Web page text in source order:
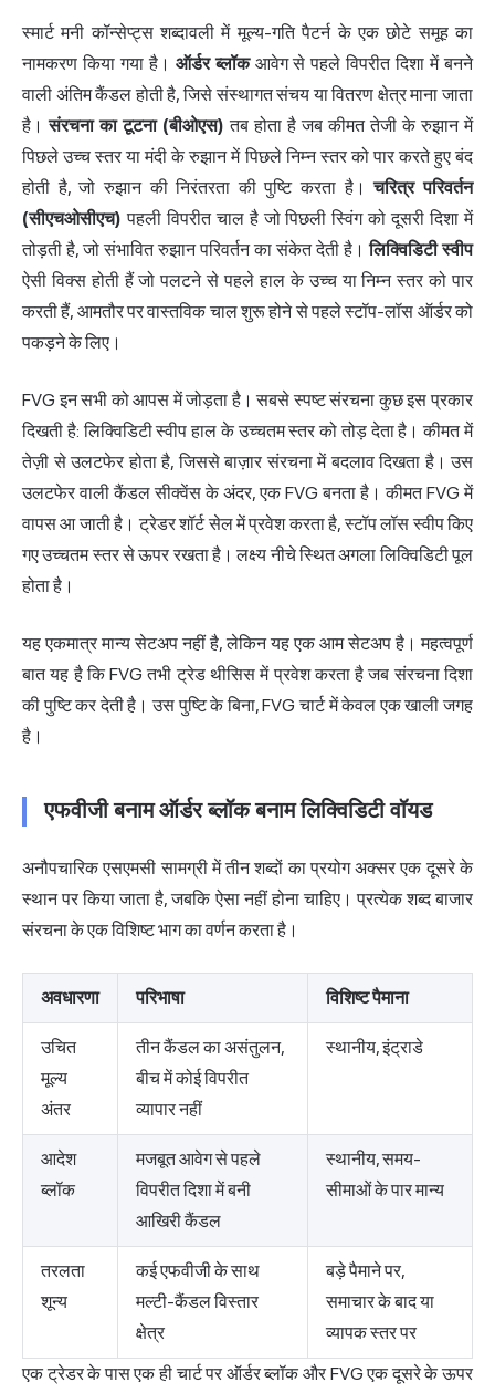
स्मार्ट मनी कॉन्सेप्ट्स शब्दावली में मूल्य-गति पैटर्न के एक छोटे समूह का
नामकरण किया गया है। ऑर्डर ब्लॉकआवेग से पहले विपरीत दिशा में बनने
वाली अंतिम कैंडल होती है, जिसे संस्थागत संचय या वितरण क्षेत्र माना जाता
है।संरचना का टूटना (बीओएस) तब होता है जब कीमत तेजी के रुझान में
पिछले उच्च स्तर या मंदी के रुझान में पिछले निम्न स्तर को पार करते हुए बंद
होती है, जो रुझान की निरंतरता की पुष्टि करता है।चरित्र परिवर्तन
(सीएचओसीएच) पहली विपरीत चाल है जो पिछली स्विंग को दूसरी दिशा में
तोड़ती है, जो संभावित रुझान परिवर्तन का संकेत देती है।लिक्विडिटी स्वीप
ऐसी विक्स होती हैं जो पलटने से पहले हाल के उच्च या निम्न स्तर को पार
करती हैं, आमतौर पर वास्तविक चाल शुरू होने से पहले स्टॉप-लॉस ऑर्डर को
पकड़ने के लिए।
FVG इन सभी को आपस में जोड़ता है। सबसे स्पष्ट संरचना कुछ इस प्रकार
दिखती है: लिक्विडिटी स्वीप हाल के उच्चतम स्तर को तोड़ देता है। कीमत में
तेज़ी से उलटफेर होता है, जिससे बाज़ार संरचना में बदलाव दिखता है। उस
उलटफेर वाली कैंडल सीक्वेंस के अंदर, एक FVG बनता है। कीमत FVG में
वापस आ जाती है। ट्रेडरशॉर्ट सेलमें प्रवेश करता है, स्टॉप लॉस स्वीप किए
गए उच्चतम स्तर से ऊपर रखता है। लक्ष्य नीचे स्थित अगला लिक्विडिटी पूल
होता है।
यह एकमात्र मान्य सेटअप नहीं है, लेकिन यह एक आम सेटअप है। महत्वपूर्ण
बात यह है कि FVG तभी ट्रेड थीसिस में प्रवेश करता है जब संरचना दिशा
की पुष्टि कर देती है। उस पुष्टि के बिना, FVG चार्ट में केवल एक खाली जगह
है।
एफवीजी बनाम ऑर्डर ब्लॉक बनाम लिक्विडिटी वॉयड
अनौपचारिक एसएमसी सामग्री में तीन शब्दों का प्रयोग अक्सर एक दूसरे के
स्थान पर किया जाता है, जबकि ऐसा नहीं होना चाहिए। प्रत्येक शब्द बाजार
संरचना के एक विशिष्ट भाग का वर्णन करता है।
अवधारणा परिभाषा विशिष्ट पैमाना
उचित
मूल्य
अंतर
तीन कैंडल का असंतुलन,
बीच में कोई विपरीत
व्यापार नहीं
स्थानीय, इंट्राडे
आदेश
ब्लॉक
मजबूत आवेग से पहले
विपरीत दिशा में बनी
आखिरी कैंडल
स्थानीय, समय-
सीमाओं के पार मान्य
तरलता
शून्य
कई एफवीजी के साथ
मल्टी-कैंडल विस्तार
क्षेत्र
बड़े पैमाने पर,
समाचार के बाद या
व्यापक स्तर पर
एक ट्रेडर के पास एक ही चार्ट पर ऑर्डर ब्लॉक और FVG एक दूसरे के ऊपर